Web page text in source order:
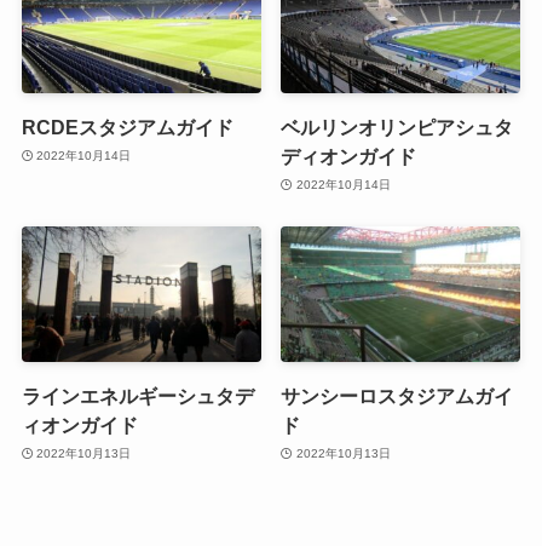
RCDEスタジアムガイド
2022年10月14日
ベルリンオリンピアシュタ
ディオンガイド
2022年10月14日
ラインエネルギーシュタデ
ィオンガイド
2022年10月13日
サンシーロスタジアムガイ
ド
2022年10月13日